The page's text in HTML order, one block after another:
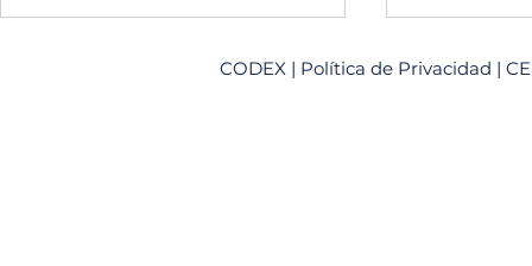
CODEX | Política de Privacidad |